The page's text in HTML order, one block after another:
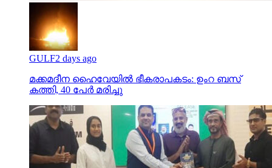
GULF2 days ago
മക്കമദീന ഹൈവേയില്‍ ഭീകരാപകടം: ഉംറ ബസ്
കത്തി, 40 പേര്‍ മരിച്ചു